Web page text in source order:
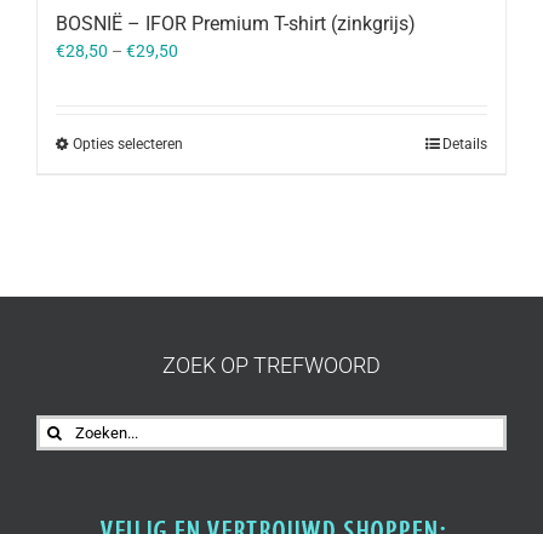
BOSNIË – IFOR Premium T-shirt (zinkgrijs)
€28,50 – €29,50
Opties selecteren Details
ZOEK OP TREFWOORD
Zoeken
naar: